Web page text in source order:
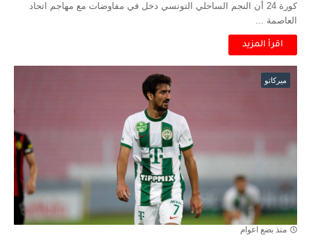
كورة 24 أن النجم الساحلي التونسي دخل في مفاوضات مع مهاجم اتحاد
العاصمة ...
اقرأ المزيد
ميركاتو
منذ بضع اعوام